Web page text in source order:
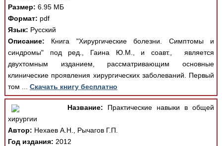
Размер: 6.95 МБ
Формат: pdf
Язык: Русский
Описание: Книга "Хирургические болезни. Симптомы и
синдромы" под ред., Гаина Ю.М., и соавт., является
двухтомным изданием, рассматривающим основные
клинические проявления хирургических заболеваний. Первый
том ... Скачать книгу бесплатно
Название: Практические навыки в общей
хирургии
Автор: Нехаев А.Н., Рычагов Г.П.
Год издания: 2012